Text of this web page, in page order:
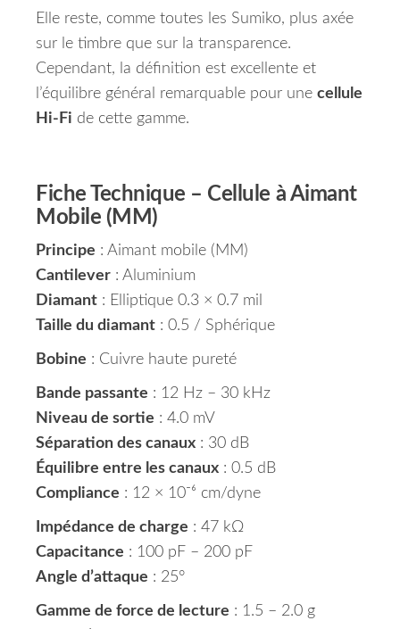
Elle reste, comme toutes les Sumiko, plus axée
sur le timbre que sur la transparence.
Cependant, la définition est excellente et
l’équilibre général remarquable pour une cellule
Hi-Fi de cette gamme.
Fiche Technique – Cellule à Aimant
Mobile (MM)
Principe : Aimant mobile (MM)
Cantilever : Aluminium
Diamant : Elliptique 0.3 × 0.7 mil
Taille du diamant : 0.5 / Sphérique
Bobine : Cuivre haute pureté
Bande passante : 12 Hz – 30 kHz
Niveau de sortie : 4.0 mV
Séparation des canaux : 30 dB
Équilibre entre les canaux : 0.5 dB
Compliance : 12 × 10⁻⁶ cm/dyne
Impédance de charge : 47 kΩ
Capacitance : 100 pF – 200 pF
Angle d’attaque : 25°
Gamme de force de lecture : 1.5 – 2.0 g